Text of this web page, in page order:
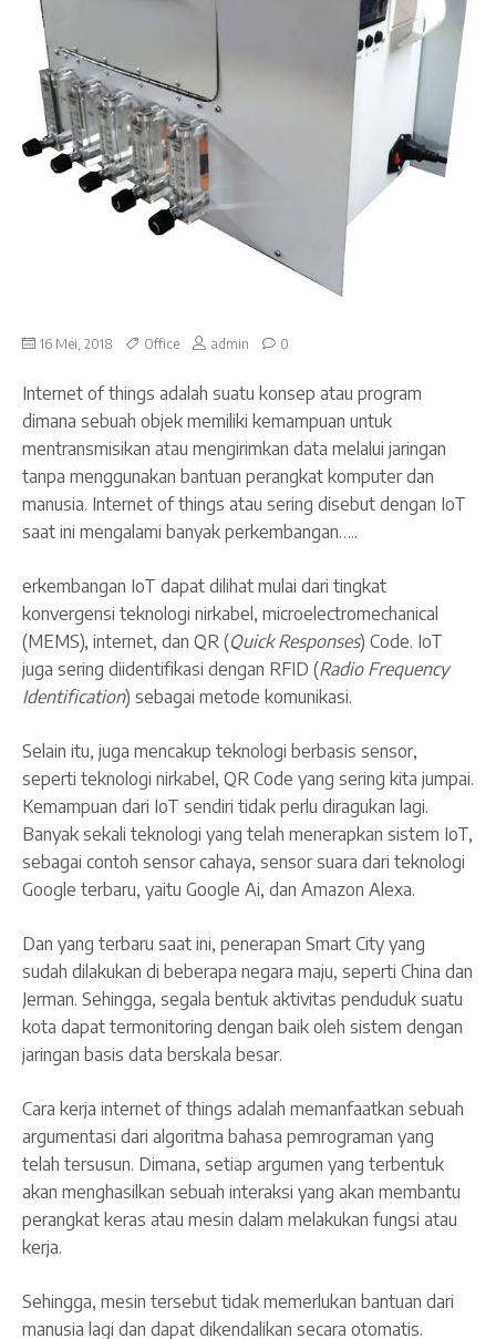
16 Mei, 2018 Office admin 0
Internet of things adalah suatu konsep atau program
dimana sebuah objek memiliki kemampuan untuk
mentransmisikan atau mengirimkan data melalui jaringan
tanpa menggunakan bantuan perangkat komputer dan
manusia. Internet of things atau sering disebut dengan IoT
saat ini mengalami banyak perkembangan…..
erkembangan IoT dapat dilihat mulai dari tingkat
konvergensi teknologi nirkabel, microelectromechanical
(MEMS), internet, dan QR (Quick Responses) Code. IoT
juga sering diidentifikasi dengan RFID (Radio Frequency
Identification) sebagai metode komunikasi.
Selain itu, juga mencakup teknologi berbasis sensor,
seperti teknologi nirkabel, QR Code yang sering kita jumpai.
Kemampuan dari IoT sendiri tidak perlu diragukan lagi.
Banyak sekali teknologi yang telah menerapkan sistem IoT,
sebagai contoh sensor cahaya, sensor suara dari teknologi
Google terbaru, yaitu Google Ai, dan Amazon Alexa.
Dan yang terbaru saat ini, penerapan Smart City yang
sudah dilakukan di beberapa negara maju, seperti China dan
Jerman. Sehingga, segala bentuk aktivitas penduduk suatu
kota dapat termonitoring dengan baik oleh sistem dengan
jaringan basis data berskala besar.
Cara kerja internet of things adalah memanfaatkan sebuah
argumentasi dari algoritma bahasa pemrograman yang
telah tersusun. Dimana, setiap argumen yang terbentuk
akan menghasilkan sebuah interaksi yang akan membantu
perangkat keras atau mesin dalam melakukan fungsi atau
kerja.
Sehingga, mesin tersebut tidak memerlukan bantuan dari
manusia lagi dan dapat dikendalikan secara otomatis.